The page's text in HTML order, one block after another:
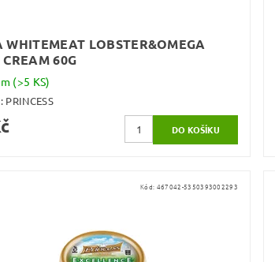
WHITEMEAT LOBSTER&OMEGA
CREAM 60G
(>5 KS)
PRINCESS
Kód: 467042-5350393002293